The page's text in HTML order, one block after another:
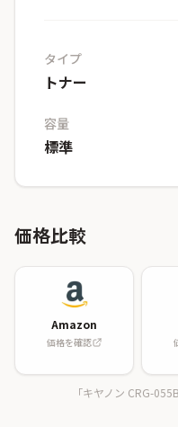
タイプ
トナー
容量
標準
価格比較
Amazon
価格を確認
「キヤノン CRG-